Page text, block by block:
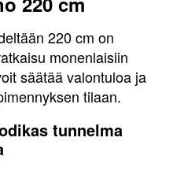
220 cm on
monenlaisiin
säätää valontuloa ja
tilaan.
tunnelma